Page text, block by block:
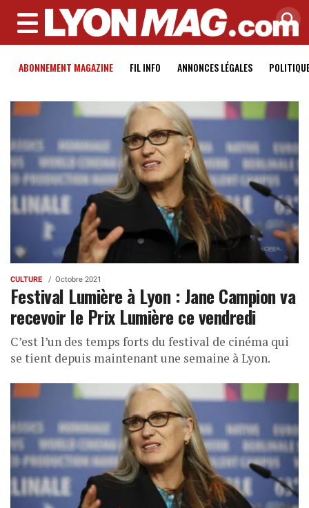
MENU
ABONNEMENT MAGAZINE FIL INFO ANNONCES LÉGALES
CULTURE Octobre 2021
Festival Lumière à Lyon : Jane Campion va
recevoir le Prix Lumière ce vendredi
C’est l’un des temps forts du festival de cinéma qui
se tient depuis maintenant une semaine à Lyon.